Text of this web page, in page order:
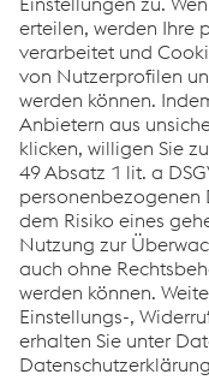
Durch die
Implementierung
voestalpine eine
Stahlindustrie
Jeder Zug,
Stahlindustrie